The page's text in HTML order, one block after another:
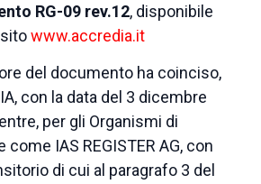
RG-09 rev.12, disponibile
www.accredia.it
del documento ha coinciso,
con la data del 3 dicembre
per gli Organismi di
IAS REGISTER AG, con
di cui al paragrafo 3 del